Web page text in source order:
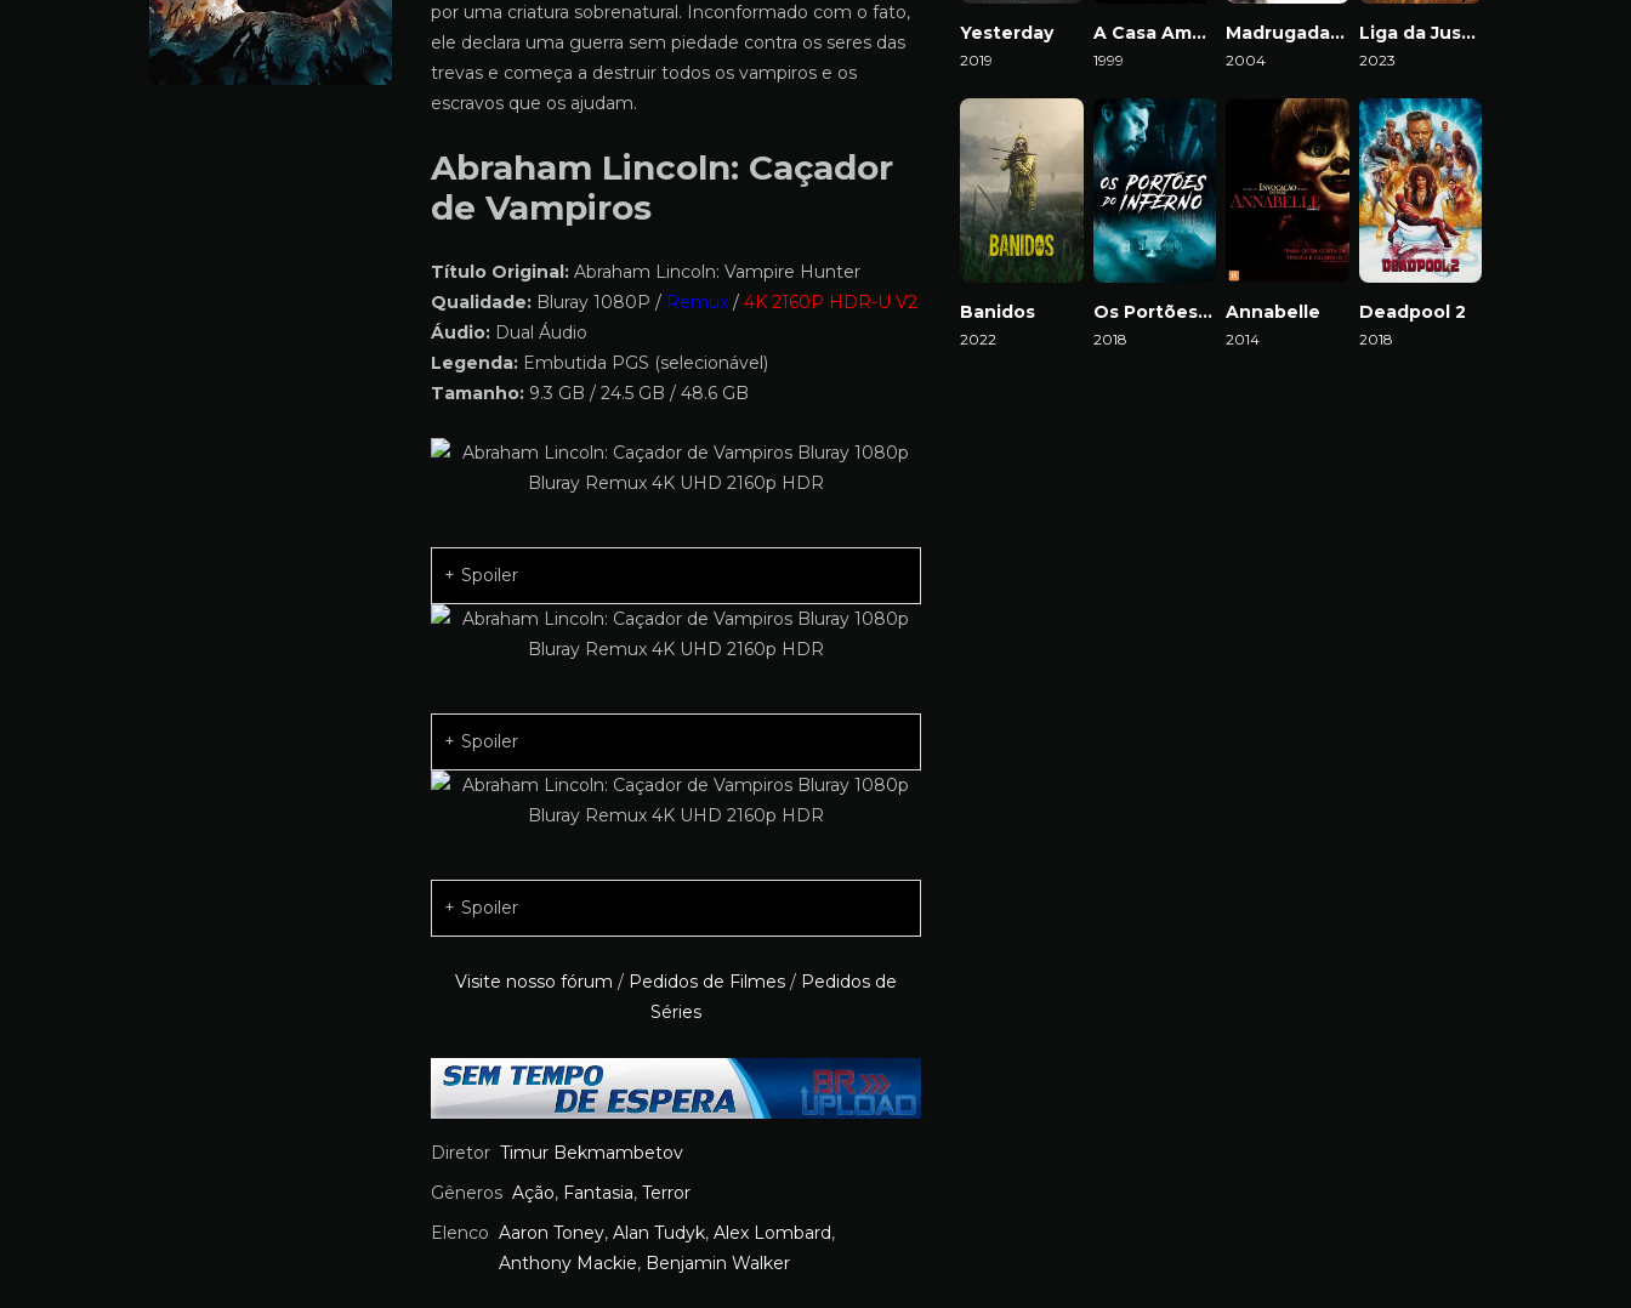
por uma criatura sobrenatural. Inconformado com o fato,
ele declara uma guerra sem piedade contra os seres das
trevas e começa a destruir todos os vampiros e os
escravos que os ajudam.
Abraham Lincoln: Caçador
de Vampiros
Título Original: Abraham Lincoln: Vampire Hunter
Qualidade: Bluray 1080P / Remux / 4K 2160P HDR-U V2
Áudio: Dual Áudio
Legenda: Embutida PGS (selecionável)
Tamanho: 9.3 GB / 24.5 GB / 48.6 GB
Spoiler
Spoiler
Spoiler
Visite nosso fórum / Pedidos de Filmes / Pedidos de
Séries
Diretor Timur Bekmambetov
Gêneros Ação, Fantasia, Terror
Elenco Aaron Toney, Alan Tudyk, Alex Lombard,
Anthony Mackie, Benjamin Walker
Yesterday
2019
A Casa Amaldiçoada
1999
Madrugada dos Mortos
2004
Liga da Justiça: Mundo Bélico
2023
Banidos
2022
Os Portões do Inferno
2018
Annabelle
2014
Deadpool 2
2018